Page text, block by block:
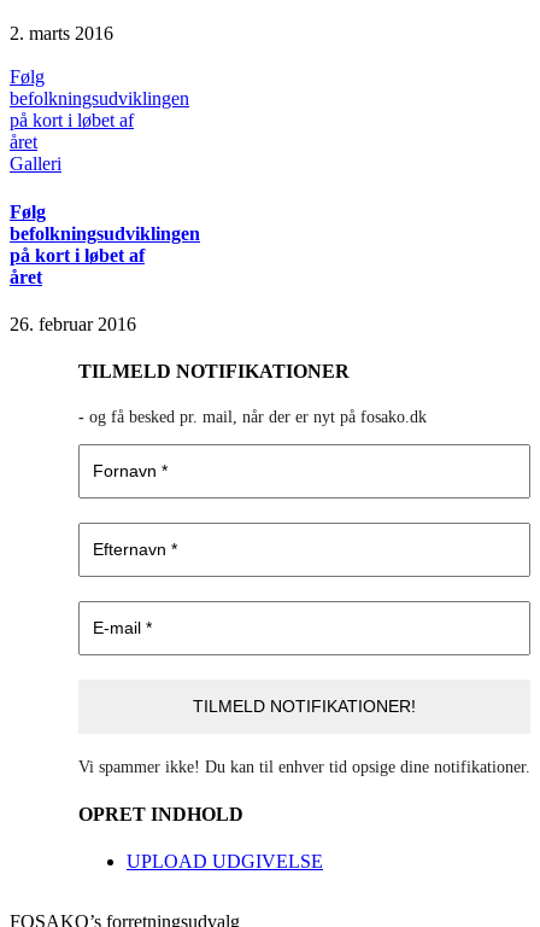
2. marts 2016
Følg
befolkningsudviklingen
på kort i løbet af
året
Galleri
Følg
befolkningsudviklingen
på kort i løbet af
året
26. februar 2016
TILMELD NOTIFIKATIONER
- og få besked pr. mail, når der er nyt på fosako.dk
Vi spammer ikke! Du kan til enhver tid opsige dine notifikationer.
OPRET INDHOLD
UPLOAD UDGIVELSE
FOSAKO’s forretningsudvalg